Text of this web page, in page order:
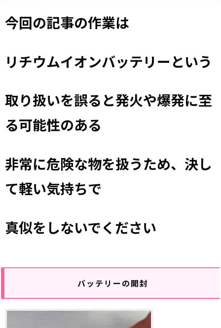
今回の記事の作業は
リチウムイオンバッテリーという
取り扱いを誤ると発火や爆発に至
る可能性のある
非常に危険な物を扱うため、決し
て軽い気持ちで
真似をしないでください
バッテリーの開封